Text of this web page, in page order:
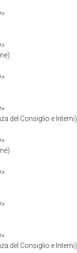
del Consiglio e Interni)
del Consiglio e Interni)